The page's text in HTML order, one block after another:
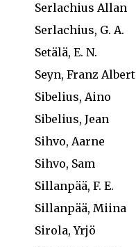
Serlachius Allan
Serlachius, G. A.
Setälä, E. N.
Seyn, Franz Albert
Sibelius, Aino
Sibelius, Jean
Sihvo, Aarne
Sihvo, Sam
Sillanpää, F. E.
Sillanpää, Miina
Sirola, Yrjö